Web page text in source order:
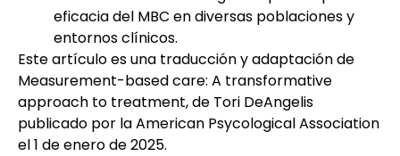
eficacia del MBC en diversas poblaciones y
entornos clínicos.
Este artículo es una traducción y adaptación de
Measurement-based care: A transformative
approach to treatment,de Tori DeAngelis
publicado por la American Psycological Association
el 1 de enero de 2025.